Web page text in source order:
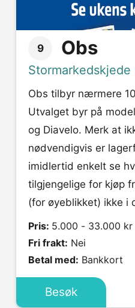
9 Obs
Obs tilbyr nærmere
Utvalget byr på
og Diavelo. Merk at
nødvendigvis er
imidlertid enkelt se
tilgjengelige for kjøp
(for øyeblikket) ikke i
Pris: 5.000 - 33.000 kr
Fri frakt: Nei
Betal med: Bankkort
Besøk